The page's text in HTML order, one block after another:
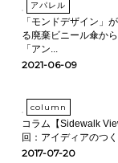
アパレル
「モンドデザイン」
る廃棄ビニール傘か
「アン...
2021-06-09
column
コラム【Sidewalk
回：アイディアのつ
2017-07-20